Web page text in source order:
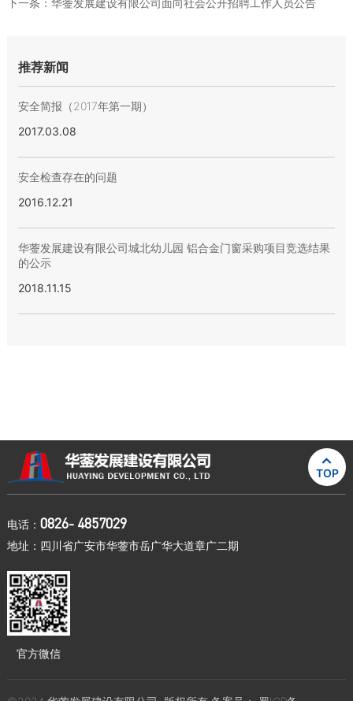
下一条： 华蓥发展建设有限公司面向社会公开招聘工作人员公告
推荐新闻
安全简报（2017年第一期）
2017.03.08
安全检查存在的问题
2016.12.21
华蓥发展建设有限公司城北幼儿园 铝合金门窗采购项目竞选结果
的公示
2018.11.15

TOP
电话： 0826- 4857029
地址：四川省广安市华蓥市岳广华大道章广二期
官方微信